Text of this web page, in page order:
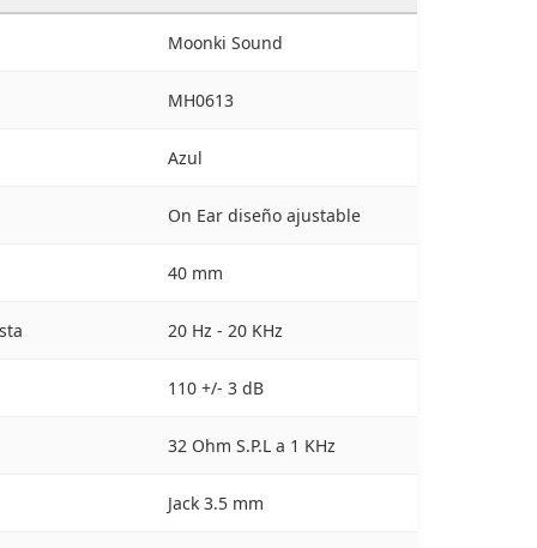
Moonki Sound
MH0613
Azul
On Ear diseño ajustable
40 mm
20 Hz - 20 KHz
110 +/- 3 dB
32 Ohm S.P.L a 1 KHz
Jack 3.5 mm